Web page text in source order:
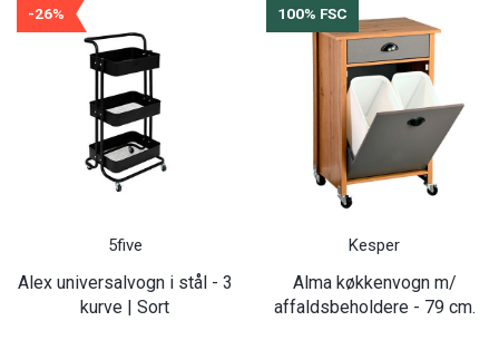
-26%
5five
Alex universalvogn i stål - 3
kurve | Sort
100% FSC
Kesper
Alma køkkenvogn m/
affaldsbeholdere - 79 cm.